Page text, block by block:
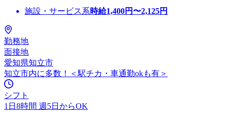
施設・サービス系時給1,400円〜2,125円
勤務地
面接地
愛知県知立市
知立市内に多数！＜駅チカ・車通勤okも有＞
シフト
1日8時間 週5日からOK